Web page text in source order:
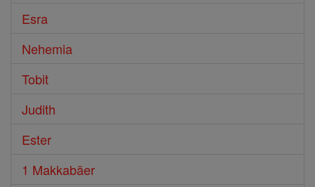
Esra
Nehemia
Tobit
Judith
Ester
1 Makkabäer